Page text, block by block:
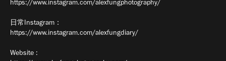
https://www.instagram.com/alexfungphotography/
日常Instagram：
https://www.instagram.com/alexfungdiary/
Website :